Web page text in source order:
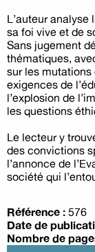
L’auteur
sa foi vive et de
Sans jugement
thématiques,
sur les
exigences de
l’explosion de
les questions
Le lecteur y
des convictions
l’annonce de
société qui
Référence : 576
Date de
Nombre de